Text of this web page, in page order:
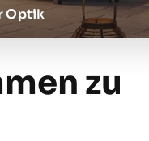
Optik
zu